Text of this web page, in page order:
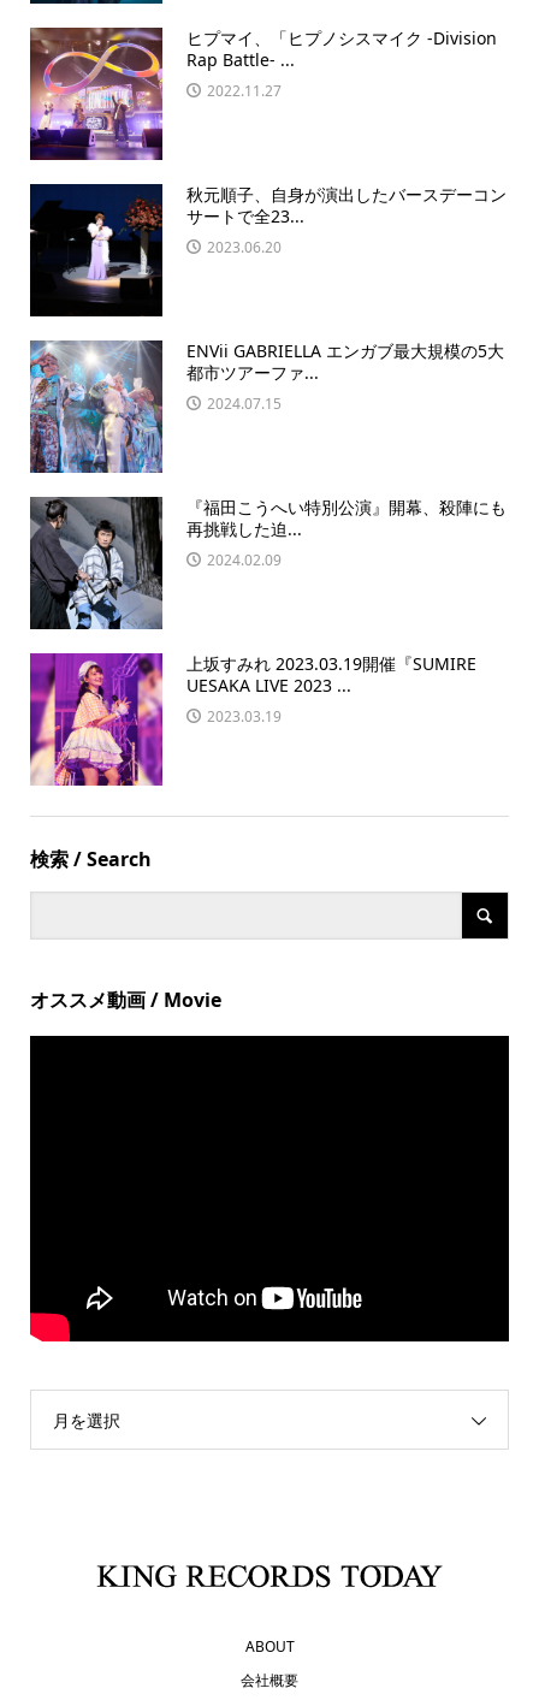
ヒプマイ、「ヒプノシスマイク -Division
Rap Battle- ...
2022.11.27
秋元順子、自身が演出したバースデーコン
サートで全23...
2023.06.20
ENVii GABRIELLA エンガブ最大規模の5大
都市ツアーファ...
2024.07.15
『福田こうへい特別公演』開幕、殺陣にも
再挑戦した迫...
2024.02.09
上坂すみれ 2023.03.19開催『SUMIRE
UESAKA LIVE 2023 ...
2023.03.19
検索 / Search
オススメ動画 / Movie
月を選択
ABOUT
会社概要